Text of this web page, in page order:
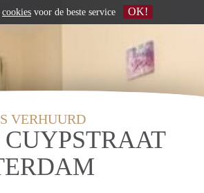
VERHUURD
cookies voor de beste service OK!